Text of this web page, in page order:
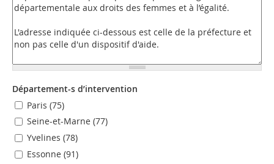
Département-s d’intervention
Paris (75)
Seine-et-Marne (77)
Yvelines (78)
Essonne (91)